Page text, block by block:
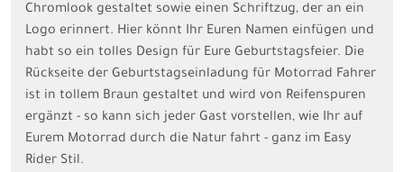
Chromlook gestaltet sowie einen Schriftzug, der an ein
Logo erinnert. Hier könnt Ihr Euren Namen einfügen und
habt so ein tolles Design für Eure Geburtstagsfeier. Die
Rückseite der Geburtstagseinladung für Motorrad Fahrer
ist in tollem Braun gestaltet und wird von Reifenspuren
ergänzt - so kann sich jeder Gast vorstellen, wie Ihr auf
Eurem Motorrad durch die Natur fahrt - ganz im Easy
Rider Stil.